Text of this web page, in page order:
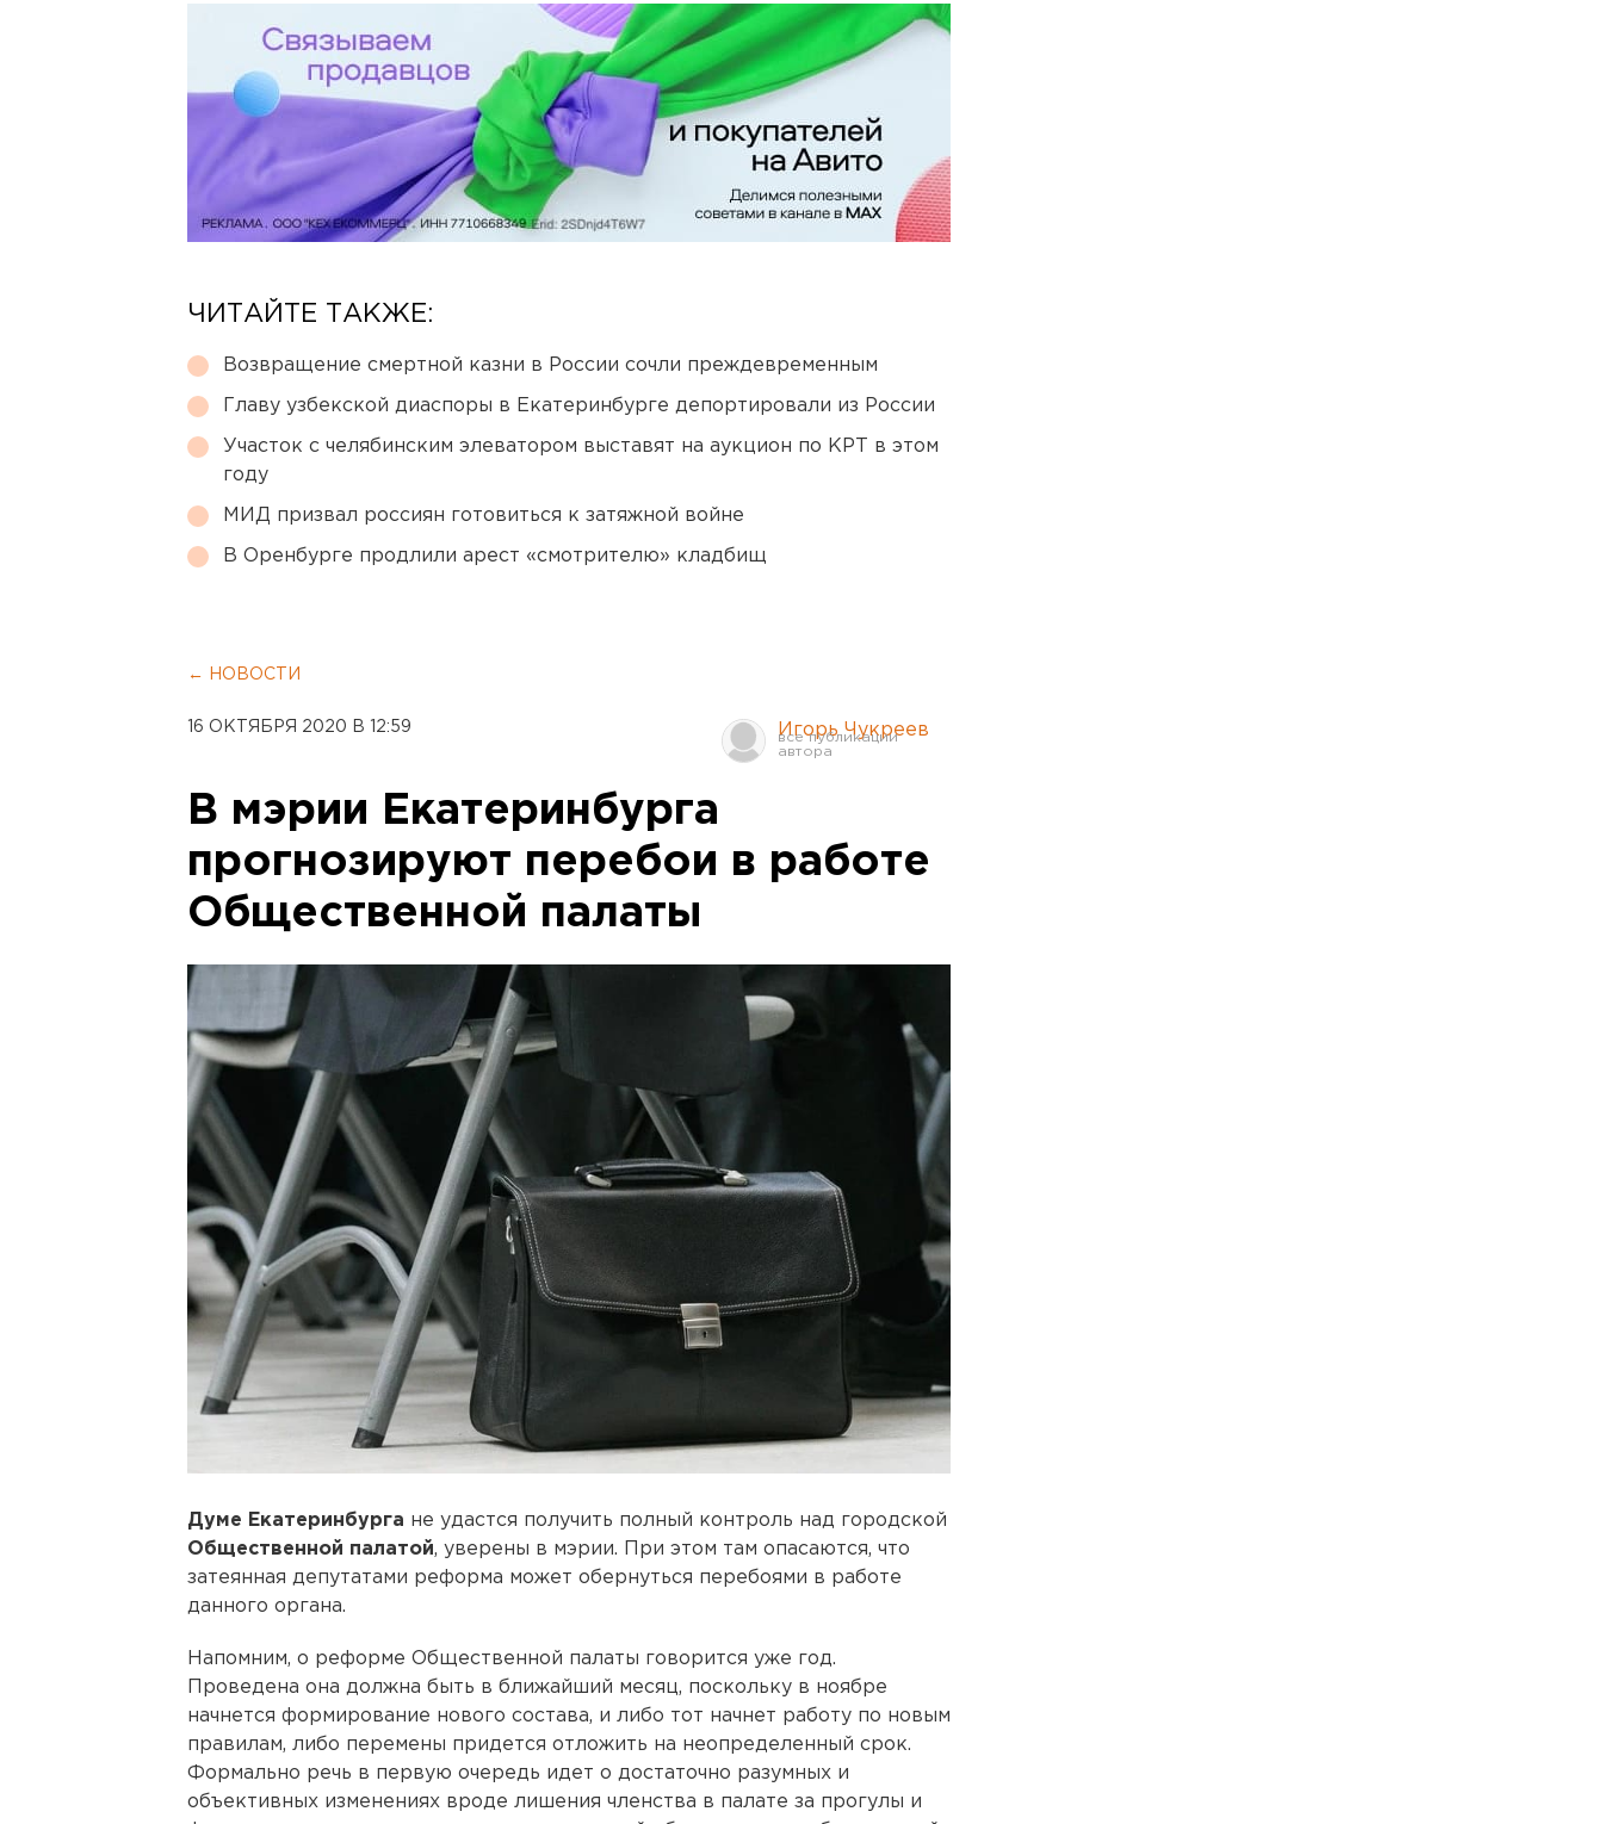
ЧИТАЙТЕ ТАКЖЕ:
Возвращение смертной казни в России сочли преждевременным
Главу узбекской диаспоры в Екатеринбурге депортировали из России
Участок с челябинским элеватором выставят на аукцион по КРТ в этом
году
МИД призвал россиян готовиться к затяжной войне
В Оренбурге продлили арест «смотрителю» кладбищ
← НОВОСТИ
16 ОКТЯБРЯ 2020 В 12:59 Игорь Чукреев
В мэрии Екатеринбурга
прогнозируют перебои в работе
Общественной палаты
Думе Екатеринбурга не удастся получить полный контроль над городской
Общественной палатой, уверены в мэрии. При этом там опасаются, что
затеянная депутатами реформа может обернуться перебоями в работе
данного органа.
Напомним, о реформе Общественной палаты говорится уже год.
Проведена она должна быть в ближайший месяц, поскольку в ноябре
начнется формирование нового состава, и либо тот начнет работу по новым
правилам, либо перемены придется отложить на неопределенный срок.
Формально речь в первую очередь идет о достаточно разумных и
объективных изменениях вроде лишения членства в палате за прогулы и